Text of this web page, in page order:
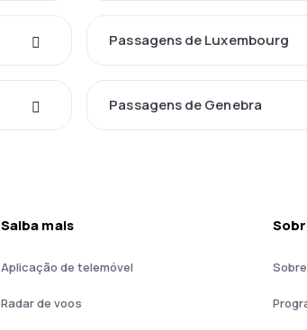
Passagens de Luxembourg
Passagens de Genebra
Saiba mais
Aplicação de telemóvel
Radar de voos